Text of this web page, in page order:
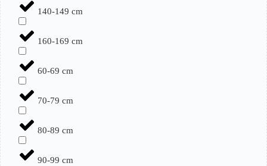
140-149 cm
160-169 cm
60-69 cm
70-79 cm
80-89 cm
90-99 cm